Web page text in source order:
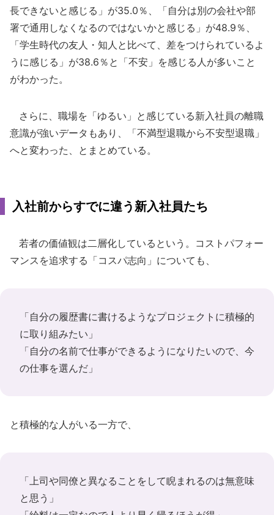
長できないと感じる」が35.0％、「自分は別の会社や部
署で通用しなくなるのではないかと感じる」が48.9％、
「学生時代の友人・知人と比べて、差をつけられているよ
うに感じる」が38.6％と「不安」を感じる人が多いこと
がわかった。
さらに、職場を「ゆるい」と感じている新入社員の離職
意識が強いデータもあり、「不満型退職から不安型退職」
へと変わった、とまとめている。
入社前からすでに違う新入社員たち
若者の価値観は二層化しているという。コストパフォー
マンスを追求する「コスパ志向」についても、
「自分の履歴書に書けるようなプロジェクトに積極的
に取り組みたい」
「自分の名前で仕事ができるようになりたいので、今
の仕事を選んだ」
と積極的な人がいる一方で、
「上司や同僚と異なることをして睨まれるのは無意味
と思う」